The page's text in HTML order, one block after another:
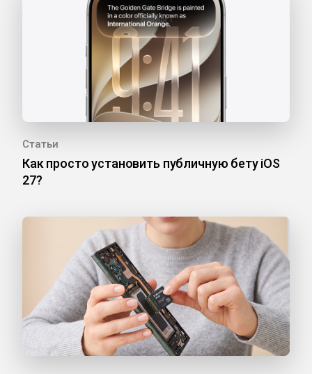
Статьи
Как просто установить публичную бету iOS
27?